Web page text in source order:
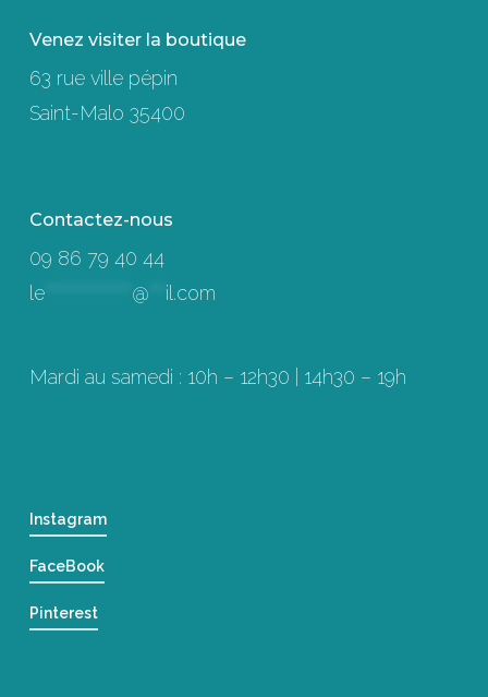
options
Venez visiter la boutique
63 rue ville pépin
Saint-Malo 35400
Contactez-nous
09 86 79 40 44
le**************** @ il.com
Mardi au samedi : 10h – 12h30 | 14h30 – 19h
Instagram
FaceBook
Pinterest